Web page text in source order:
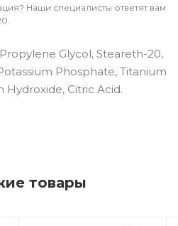
Наши специалисты ответят вам
Glycol, Steareth-20,
Phosphate, Titanium
Hydroxide, Citric Acid.
товары